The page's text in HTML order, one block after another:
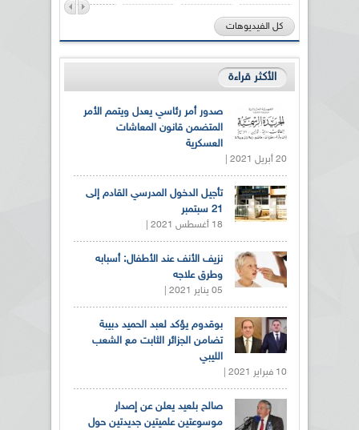
كل الفيديوهات
الأكثر قراءة
صدور أمر رئاسي يعدل ويتمم الأمر
المتضمن قانون المعاشات
العسكرية
20 أبريل 2021 |
تأجيل الدخول المدرسي القادم إلى
21 سبتمبر
18 أغسطس 2021 |
نزيف الأنف عند الأطفال: أسبابه
وطرق علاجه
05 يناير 2021 |
بوقدوم يؤكد لعبد الحميد دبيبة
تضامن الجزائر الثابت مع الشعب
الليبي
10 فبراير 2021 |
صالح بلعيد يعلن عن إصدار
موسوعتين علميتين جديدتين حول